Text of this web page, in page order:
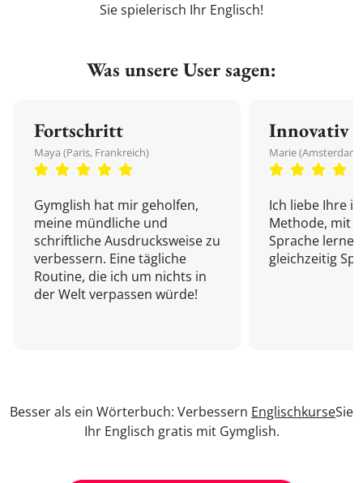
Sie spielerisch Ihr Englisch!
Was unsere User sagen:
Fortschritt
Maya (Paris, Frankreich)
Gymglish hat mir geholfen,
meine mündliche und
schriftliche Ausdrucksweise zu
verbessern. Eine tägliche
Routine, die ich um nichts in
der Welt verpassen würde!
Innovativ
Marie
Ich liebe Ihre
Methode, mit
Sprache
gleichzeitig
Besser als ein Wörterbuch: Verbessern EnglischkurseSie
Ihr Englisch gratis mit Gymglish.